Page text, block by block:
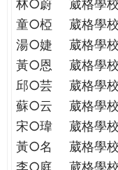
林○蔚
葳格學
童○椏
葳格學
湯○婕
葳格學
黃○恩
葳格學
邱○芸
葳格學
蘇○云
葳格學
宋○瑋
葳格學
黃○名
葳格學
李○庭
葳格學